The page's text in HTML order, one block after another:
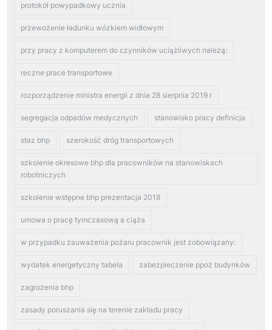
protokół powypadkowy ucznia
przewożenie ładunku wózkiem widłowym
przy pracy z komputerem do czynników uciążliwych należą:
reczne prace transportowe
rozporządzenie ministra energii z dnia 28 sierpnia 2019 r
segregacja odpadów medycznych stanowisko pracy definicja
staz bhp szerokość dróg transportowych
szkolenie okresowe bhp dla pracowników na stanowiskach
robotniczych
szkolenie wstępne bhp prezentacja 2018
umowa o pracę tymczasową a ciąża
w przypadku zauważenia pożaru pracownik jest zobowiązany:
wydatek energetyczny tabela zabezpieczenie ppoż budynków
zagrożenia bhp
zasady poruszania się na terenie zakładu pracy